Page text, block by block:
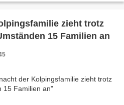
zieht trotz
15 Familien an